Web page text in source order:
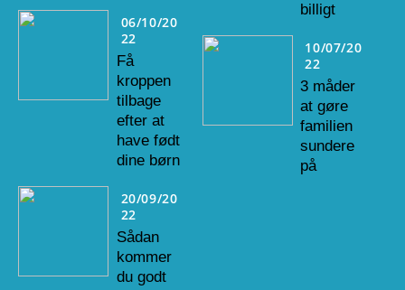
06/10/20
22
Få
kroppen
tilbage
efter at
have født
dine børn
20/09/20
22
Sådan
kommer
du godt
billigt
10/07/20
22
3 måder
at gøre
familien
sundere
på